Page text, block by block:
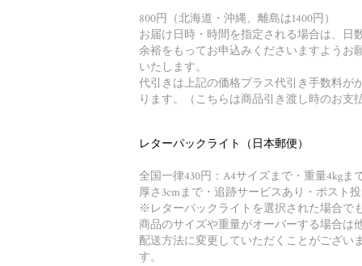
800円（北海道・沖縄、離島は1400円）
お届け日時・時間を指定される場合は、日
余裕をもってお申込みくださいますようお
いたします。
代引きは上記の価格プラス代引き手数料が
ります。（こちらは商品引き渡し時のお支払
レターパックライト（日本郵便）
全国一律430円：A4サイズまで・重量4kgま
厚さ3cmまで・追跡サービスあり・ポスト
※レターパックライトを選択された場合でも
商品のサイズや重量がオーバーする場合は
配送方法に変更していただくことがございま
す。